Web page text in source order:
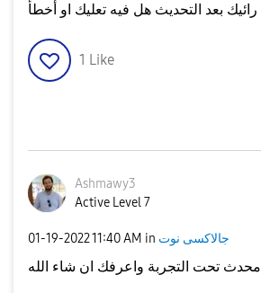
بعد التحديث هل فيه تعليك او أخطأ
1 Like
Ashmawy3
Active Level 7
‎01-19-202211:40 AM in جالاكسى نوت
تحت التجربة واعرفك ان شاء الله